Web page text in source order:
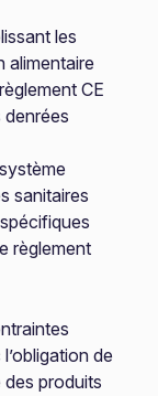
les
alimentaire
CE
sanitaires
règlement
de
des produits